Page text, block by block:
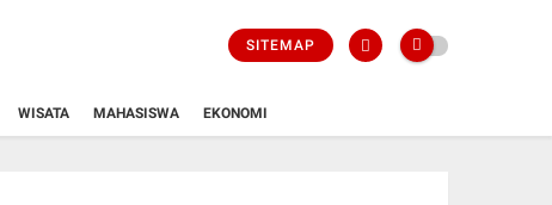
SITEMAP
WISATA MAHASISWA EKONOMI